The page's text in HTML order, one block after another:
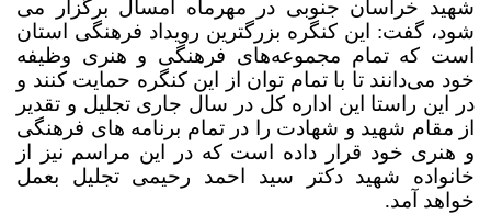
شهید خراسان جنوبی در مهرماه امسال برگزار می
شود، گفت: این کنگره بزرگترین رویداد فرهنگی استان
است که تمام مجموعه‌های فرهنگی و هنری وظیفه
خود می‌دانند تا با تمام توان از این کنگره حمایت کنند و
در این راستا این اداره کل در سال جاری تجلیل و تقدیر
از مقام شهید و شهادت را در تمام برنامه های فرهنگی
و هنری خود قرار داده است که در این مراسم نیز از
خانواده شهید دکتر سید احمد رحیمی تجلیل بعمل
خواهد آمد.